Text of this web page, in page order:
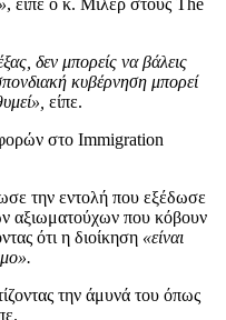
, είπε ο κ. Μίλερ στους The
δεν μπορείς να βάλεις
κυβέρνηση μπορεί
είπε.
στο Immigration
την εντολή που εξέδωσε
αξιωματούχων που κόβουν
ότι η διοίκηση «είναι
την άμυνά του όπως